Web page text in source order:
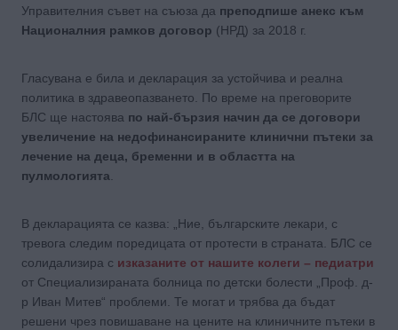
Управителния съвет на съюза да преподпише анекс към
Националния рамков договор (НРД) за 2018 г.
Гласувана е била и декларация за устойчива и реална
политика в здравеопазването. По време на преговорите
БЛС ще настоява по най-бързия начин да се договори
увеличение на недофинансираните клинични пътеки за
лечение на деца, бременни и в областта на
пулмологията
В декларацията се казва: „Ние, българските лекари, с
тревога следим поредицата от протести в страната. БЛС се
солидализира с изказаните от нашите колеги – педиатри
от Специализираната болница по детски болести „Проф. д-
р Иван Митев“ проблеми. Те могат и трябва да бъдат
решени чрез повишаване на цените на клиничните пътеки в